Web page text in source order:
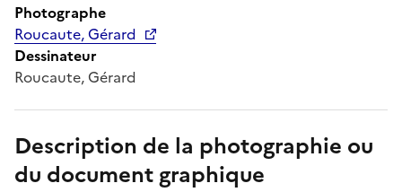
Photographe
Roucaute, Gérard
Dessinateur
Roucaute, Gérard
Description de la photographie ou
du document graphique